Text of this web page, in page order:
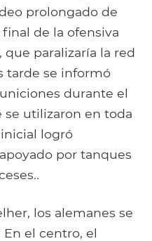
prolongado de
de la ofensiva
que paralizaría la red
tarde se informó
durante el
utilizaron en toda
inicial logró
por tanques
los alemanes se
el centro, el